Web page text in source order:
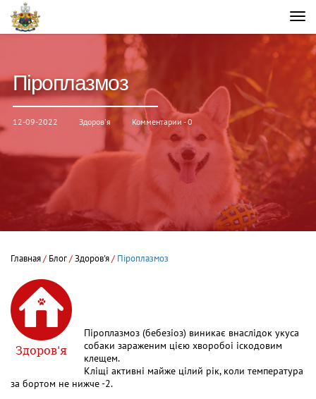
Піроплазмоз
12-09-2022 Здоров'я Комментарии - 0
Главная/ Блог/Здоров'я/ Піроплазмоз
Здоров'я
Піроплазмоз (бебезіоз) виникає внаслідок укуса
собаки зараженим цією хворобоі іскодовим
клещем.
Кліщі активні майже цілий рік, коли температура
за бортом не нижче -2.